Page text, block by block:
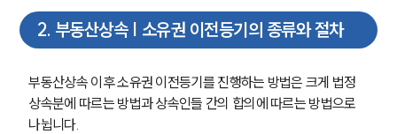
2. 부동산상속 | 소유권 이전등기의 종류와 절차
부동산상속 이후 소유권 이전등기를 진행하는 방법은 크게 법정
상속분에 따르는 방법과 상속인들 간의 합의에 따르는 방법으로
나뉩니다.